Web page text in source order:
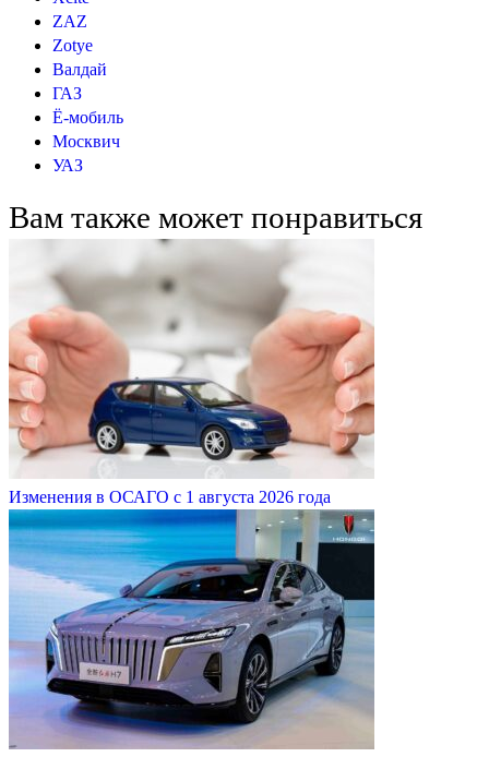
ZAZ
Zotye
Валдай
ГАЗ
Ё-мобиль
Москвич
УАЗ
Вам также может понравиться
Изменения в ОСАГО с 1 августа 2026 года